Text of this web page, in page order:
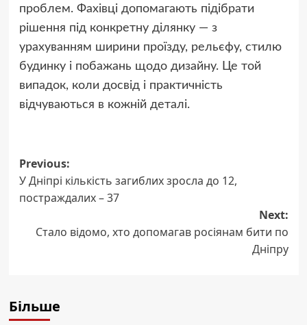
проблем. Фахівці допомагають підібрати
рішення під конкретну ділянку — з
урахуванням ширини проїзду, рельєфу, стилю
будинку і побажань щодо дизайну. Це той
випадок, коли досвід і практичність
відчуваються в кожній деталі.
Post
navigation
Previous:
У Дніпрі кількість загиблих зросла до 12,
постраждалих – 37
Next:
Стало відомо, хто допомагав росіянам бити по
Дніпру
Більше